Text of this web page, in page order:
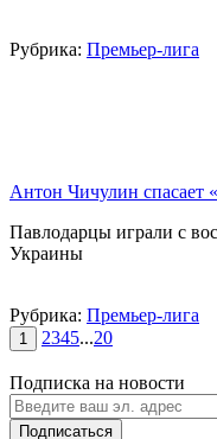
Рубрика: Премьер-лига
Антон Чичулин спасает
Павлодарцы играли с
Украины
Рубрика: Премьер-лига
1 2345...20
Подписка на новости
Подписаться